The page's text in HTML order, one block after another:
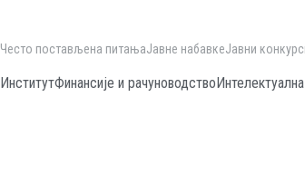
Често постављена питањаЈавне набавкеЈавни
ИнститутФинансије и рачуноводство